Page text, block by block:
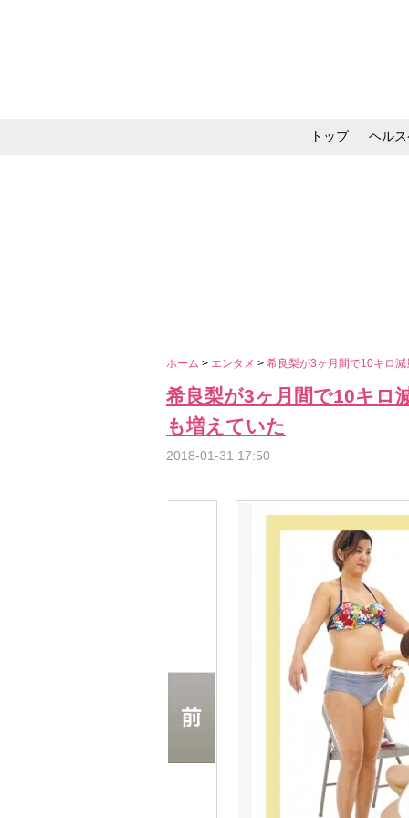
トップ ヘル
ホーム > エンタメ > 希良梨が3ヶ月間で10キロ
希良梨が3ヶ月間で10キロ
も増えていた
2018-01-31 17:50